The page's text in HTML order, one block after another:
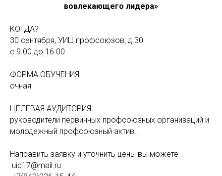
вовлекающего лидера»
КОГДА?
30 сентября, УИЦ профсоюзов, д.30
с 9.00 до 16.00
ФОРМА ОБУЧЕНИЯ
очная
ЦЕЛЕВАЯ АУДИТОРИЯ:
руководители первичных профсоюзных организаций и
молодежный профсоюзный актив.
Направить заявку и уточнить цены вы можете
uic17@mail.ru